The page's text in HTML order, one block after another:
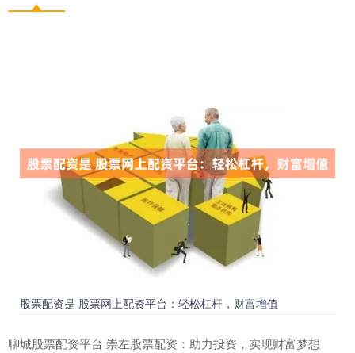
股票配资是 股票网上配资平台：轻松杠杆，财富增值
聊城股票配资平台 崇左股票配资：助力投资，实现财富梦想